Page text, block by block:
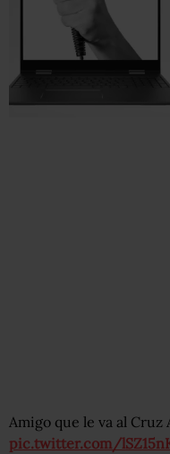
Amigo que le va al Cruz
pic.twitter.com/